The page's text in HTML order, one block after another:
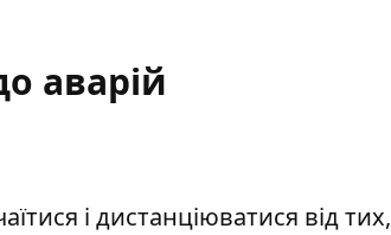
аварій
і дистанціюватися від тих,